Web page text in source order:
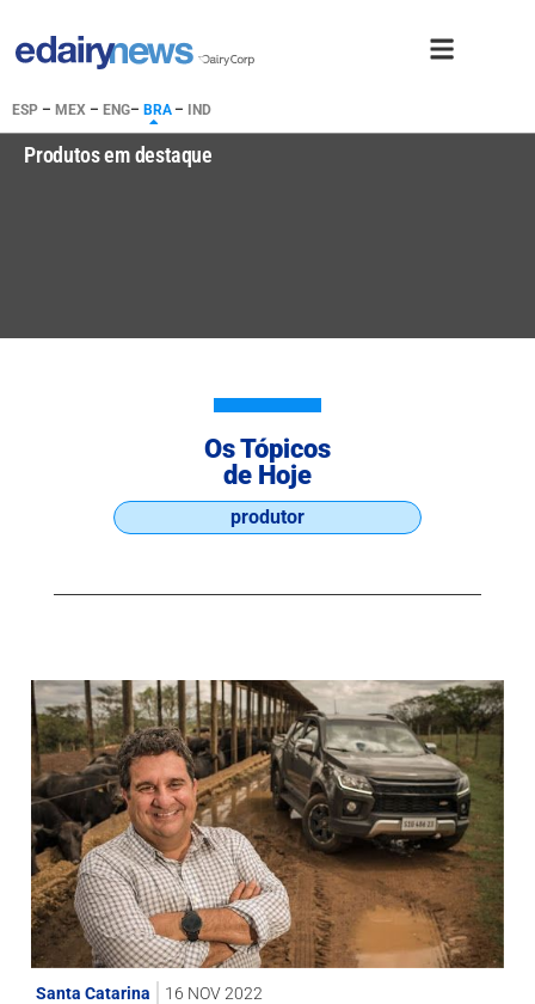
ESP – MEX – ENG– BRA– IND
Produtos em destaque
Os Tópicos
de Hoje
produtor
Santa Catarina 16 NOV 2022